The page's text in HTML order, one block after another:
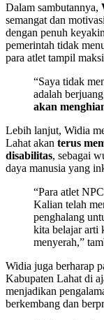
Dalam sambutannya,
semangat dan
dengan penuh
pemerintah tidak
para atlet tampil
“Saya tidak
adalah
akan
Lebih lanjut, Widia
Lahat akan terus
disabilitas, sebagai
daya manusia yang
“Para atlet
Kalian telah
penghalang
kita belajar arti
menyerah,”
Widia juga berharap
Kabupaten Lahat di
menjadikan
berkembang dan